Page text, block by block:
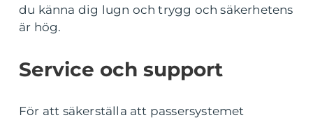
du känna dig lugn och trygg och säkerhetens
är hög.
Service och support
För att säkerställa att passersystemet